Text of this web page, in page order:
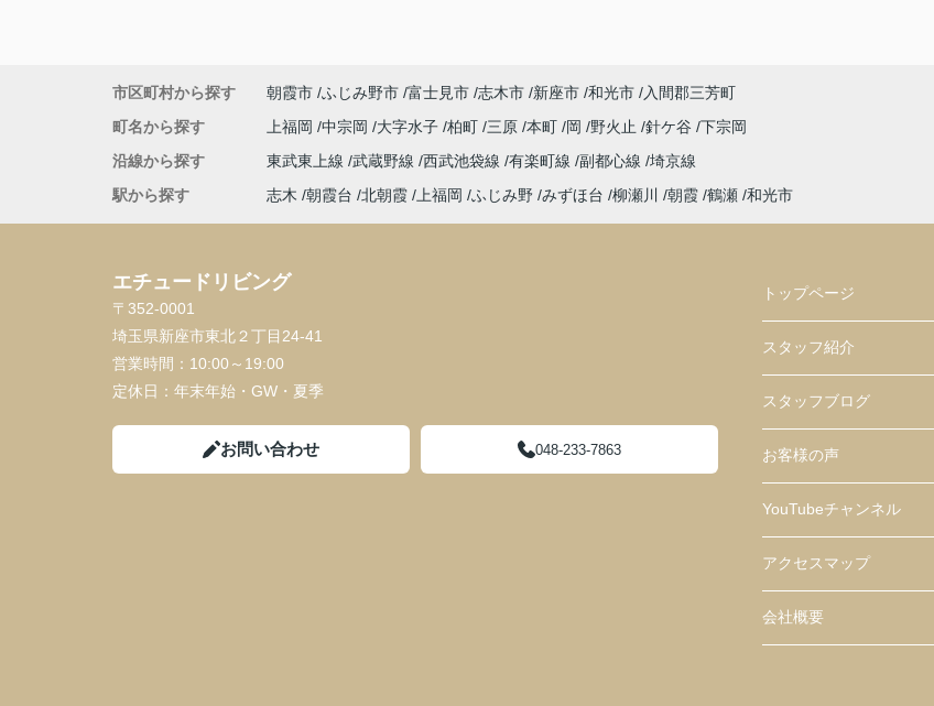
正直何件か他不動産屋さんに足を運ばせて頂い
たのですが、どこも少し不安要素と事務的な感
はなく心がホッとしました。
親切丁寧なので男女問わずどの年齢層の方でも
す。
本当にありがとうございました(^^)
又何かの機会がありましたら
是非よろしくお願い致します!
※Google口コミより転載
市区町村から探す 朝霞市 ふじみ野市 富士見市 志木市 新座市 和光市
入間郡三芳町
町名から探す
上福岡 中宗岡 大字水子 柏町 三原 本町 岡 野火止 針ケ谷 下宗岡
沿線から探す
東武東上線 武蔵野線 西武池袋線 有楽町線 副都心線 埼京線
駅から探す
志木 朝霞台 北朝霞 上福岡 ふじみ野 みずほ台 柳瀬川 朝霞 鶴瀬 和光市
エチュードリビング
〒352-0001
埼玉県新座市東北２丁目24-41
営業時間： 10:00～19:00
定休日： 年末年始・GW・夏季
お問い合わせ 048-233-7863
トップページ
スタッフ紹介
スタッフブログ
お客様の声
YouTubeチャンネル
アクセスマップ
会社概要